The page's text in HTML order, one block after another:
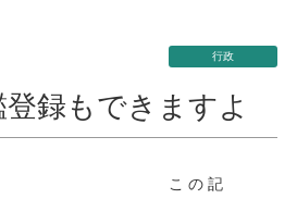
行政
登録もできますよ
この記